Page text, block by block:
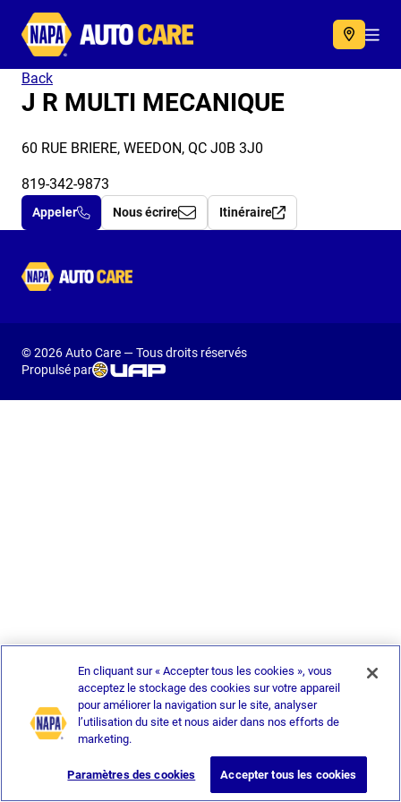
Autocare
Back
J R MULTI MECANIQUE
60 RUE BRIERE, WEEDON, QC J0B 3J0
819-342-9873
Appeler Nous écrire Itinéraire
Autocare
© 2026 Auto Care — Tous droits réservés
Propulsé par
En cliquant sur « Accepter tous les cookies », vous
acceptez le stockage des cookies sur votre appareil
pour améliorer la navigation sur le site, analyser
l’utilisation du site et nous aider dans nos efforts de
marketing.
Paramètres des cookies Accepter tous les cookies